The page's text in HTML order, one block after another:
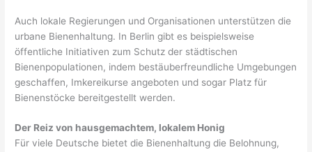
Auch lokale Regierungen und Organisationen unterstützen die
urbane Bienenhaltung. In Berlin gibt es beispielsweise
öffentliche Initiativen zum Schutz der städtischen
Bienenpopulationen, indem bestäuberfreundliche Umgebungen
geschaffen, Imkereikurse angeboten und sogar Platz für
Bienenstöcke bereitgestellt werden.
Der Reiz von hausgemachtem, lokalem Honig
Für viele Deutsche bietet die Bienenhaltung die Belohnung,